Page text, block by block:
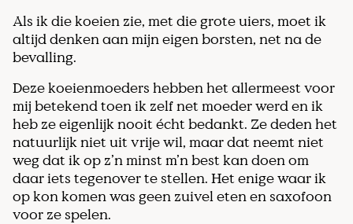
Als ik die koeien zie, met die grote uiers, moet ik
altijd denken aan mijn eigen borsten, net na de
bevalling.
Deze koeienmoeders hebben het allermeest voor
mij betekend toen ik zelf net moeder werd en ik
heb ze eigenlijk nooit écht bedankt. Ze deden het
natuurlijk niet uit vrije wil, maar dat neemt niet
weg dat ik op z’n minst m’n best kan doen om
daar iets tegenover te stellen. Het enige waar ik
op kon komen was geen zuivel eten en saxofoon
voor ze spelen.